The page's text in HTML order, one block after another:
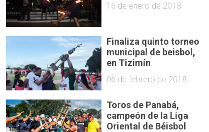
16 de enero de 2013
Finaliza quinto torneo
municipal de beisbol,
en Tizimín
06 de febrero de 2018
Toros de Panabá,
campeón de la Liga
Oriental de Béisbol